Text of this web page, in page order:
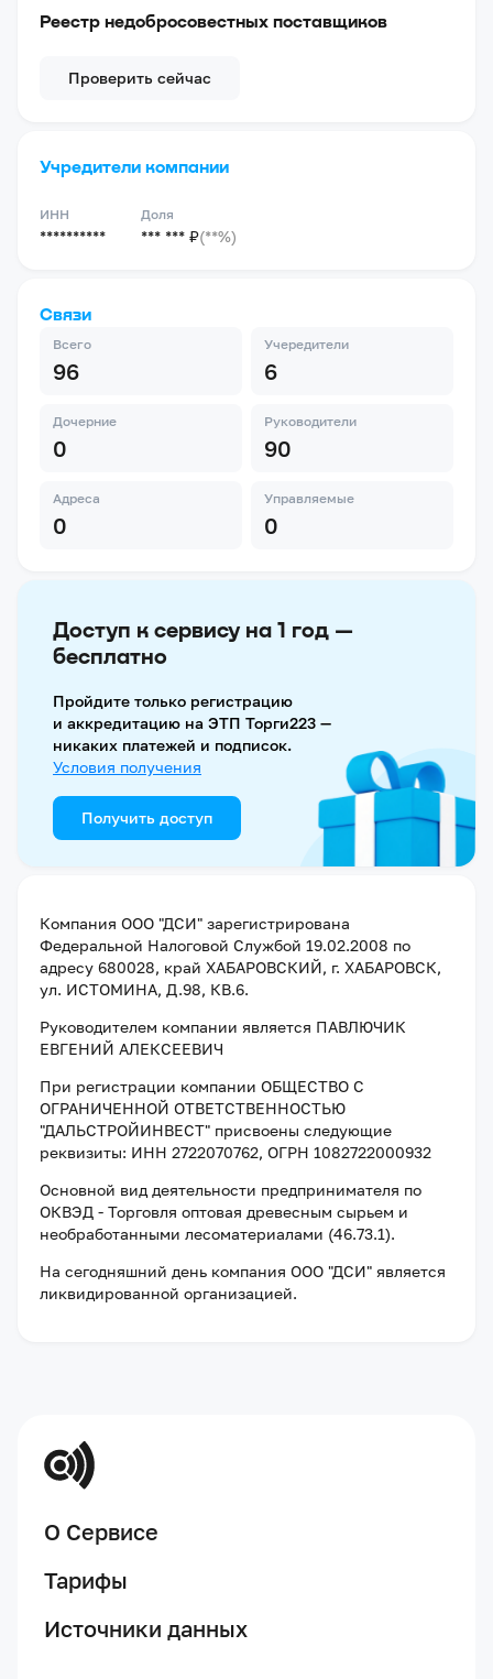
Реестр недобросовестных поставщиков
Проверить сейчас
Учредители компании
ИНН
**********
Доля
*** *** ₽(**%)
Связи
Всего
96
Учередители
6
Дочерние
0
Руководители
90
Адреса
0
Управляемые
0
Доступ к сервису на 1 год —
бесплатно
Пройдите только регистрацию
и аккредитацию на ЭТП Торги223 —
никаких платежей и подписок.
Условия получения
Получить доступ
Компания ООО "ДСИ" зарегистрирована
Федеральной Налоговой Службой 19.02.2008 по
адресу 680028, край ХАБАРОВСКИЙ, г. ХАБАРОВСК,
ул. ИСТОМИНА, Д.98, КВ.6.
Руководителем компании является ПАВЛЮЧИК
ЕВГЕНИЙ АЛЕКСЕЕВИЧ
При регистрации компании ОБЩЕСТВО С
ОГРАНИЧЕННОЙ ОТВЕТСТВЕННОСТЬЮ
"ДАЛЬСТРОЙИНВЕСТ" присвоены следующие
реквизиты: ИНН 2722070762, ОГРН 1082722000932
Основной вид деятельности предпринимателя по
ОКВЭД - Торговля оптовая древесным сырьем и
необработанными лесоматериалами (46.73.1).
На сегодняшний день компания ООО "ДСИ" является
ликвидированной организацией.
О Сервисе
Тарифы
Источники данных